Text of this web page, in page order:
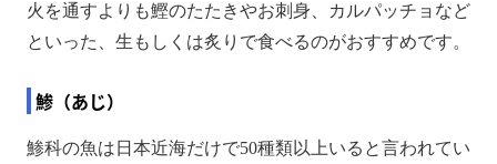
火を通すよりも鰹のたたきやお刺身、カルパッチョなど
といった、生もしくは炙りで食べるのがおすすめです。
鯵（あじ）
鯵科の魚は日本近海だけで50種類以上いると言われてい